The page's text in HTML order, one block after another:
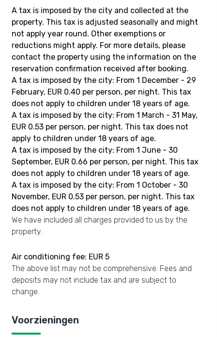
A tax is imposed by the city and collected at the
property. This tax is adjusted seasonally and might
not apply year round. Other exemptions or
reductions might apply. For more details, please
contact the property using the information on the
reservation confirmation received after booking.
A tax is imposed by the city: From 1 December - 29
February, EUR 0.40 per person, per night. This tax
does not apply to children under 18 years of age.
A tax is imposed by the city: From 1 March - 31 May,
EUR 0.53 per person, per night. This tax does not
apply to children under 18 years of age.
A tax is imposed by the city: From 1 June - 30
September, EUR 0.66 per person, per night. This tax
does not apply to children under 18 years of age.
A tax is imposed by the city: From 1 October - 30
November, EUR 0.53 per person, per night. This tax
does not apply to children under 18 years of age.
We have included all charges provided to us by the
property.
Air conditioning fee: EUR 5
The above list may not be comprehensive. Fees and
deposits may not include tax and are subject to
change.
Voorzieningen